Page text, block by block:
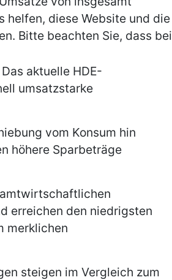
aktuelle HDE-
umsatzstarke
vom Konsum hin
höhere Sparbeträge
erreichen den niedrigsten
merklichen
steigen im Vergleich zum
helfen, diese Website und die
Bitte beachten Sie, dass bei